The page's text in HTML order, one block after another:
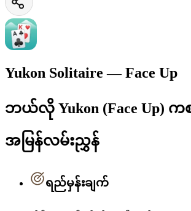
Yukon Solitaire — Face Up
ဘယ်လို Yukon (Face Up)
အမြန်လမ်းညွှန်
ရည်မှန်းချက်